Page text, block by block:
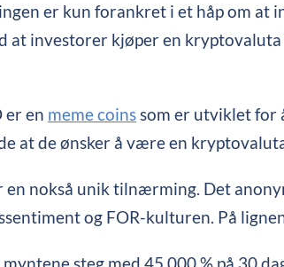
er kun forankret i et håp om at
at investorer kjøper en
er en meme coinssom er utviklet for
at de ønsker å være en
en nokså unik tilnærming. Det
og FOR-kulturen. På